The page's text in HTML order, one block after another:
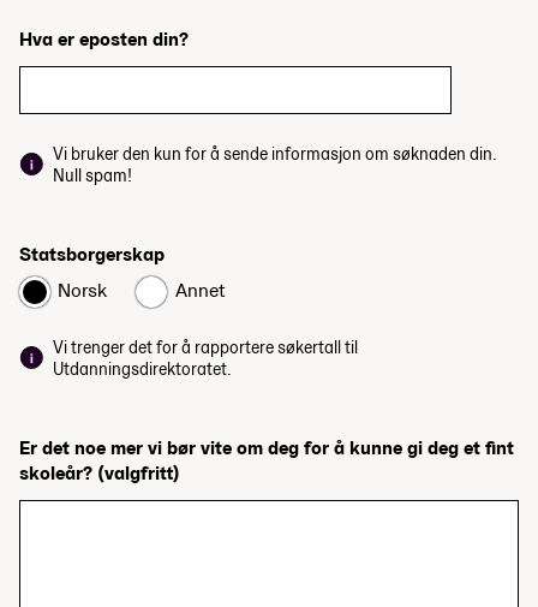
Hva er eposten din?
Vi bruker den kun for å sende informasjon om søknaden din.
Null spam!
Statsborgerskap
Norsk
Annet
Vi trenger det for å rapportere søkertall til
Utdanningsdirektoratet.
Er det noe mer vi bør vite om deg for å kunne gi deg et fint
skoleår? (valgfritt)